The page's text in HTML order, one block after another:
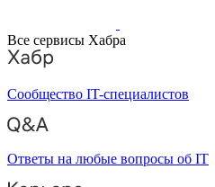
Все сервисы Хабра
Сообщество IT-специалистов
Ответы на любые вопросы об IT